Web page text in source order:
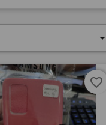

favorite_border